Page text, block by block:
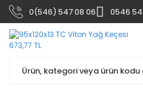
0(546) 547 08 06 0546